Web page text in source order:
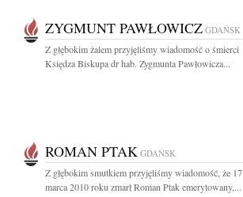
ZYGMUNT PAWŁOWICZ GDAŃSK
Z głębokim żalem przyjęliśmy wiadomość o śmierci
Księdza Biskupa dr hab. Zygmunta Pawłowicza...
ROMAN PTAK GDAŃSK
Z głębokim smutkiem przyjęliśmy wiadomość, że 17
marca 2010 roku zmarł Roman Ptak emerytowany,...